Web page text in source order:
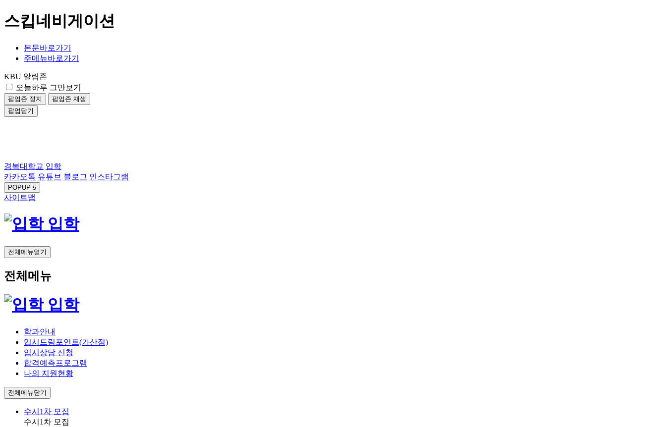
스킵네비게이션
본문바로가기
주메뉴바로가기
KBU 알림존
오늘하루 그만보기
팝업존 정지
팝업존 재생
팝업닫기
경복대학교 입학
카카오톡 유튜브 블로그 인스타그램
POPUP 5
사이트맵
입학
전체메뉴열기
전체메뉴
입학
학과안내
입시드림포인트(가산점)
입시상담 신청
합격예측프로그램
나의 지원현황
전체메뉴닫기
수시1차 모집
수시1차 모집